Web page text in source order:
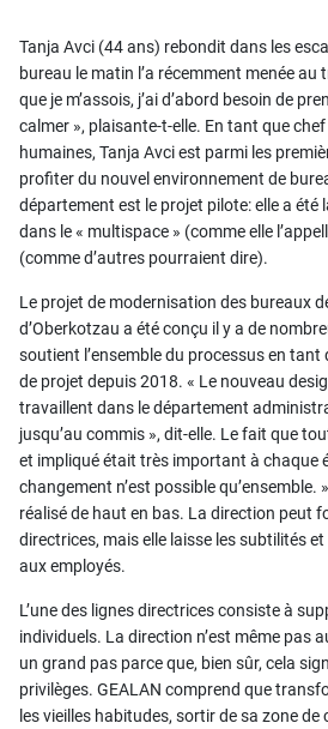
Tanja Avci (44 ans) rebondit dans les
bureau le matin l’a récemment menée au
que je m’assois, j’ai d’abord besoin de
calmer », plaisante-t-elle. En tant que
humaines, Tanja Avci est parmi les
profiter du nouvel environnement de
département est le projet pilote: elle a été
dans le « multispace » (comme elle
(comme d’autres pourraient dire).
Le projet de modernisation des bureaux
d’Oberkotzau a été conçu il y a de
soutient l’ensemble du processus en tant
de projet depuis 2018. « Le nouveau
travaillent dans le département
jusqu’au commis », dit-elle. Le fait que
et impliqué était très important à chaque
changement n’est possible qu’ensemble.
réalisé de haut en bas. La direction peut
directrices, mais elle laisse les subtilités
aux employés.
L’une des lignes directrices consiste à
individuels. La direction n’est même pas
un grand pas parce que, bien sûr, cela
privilèges. GEALAN comprend que
les vieilles habitudes, sortir de sa zone